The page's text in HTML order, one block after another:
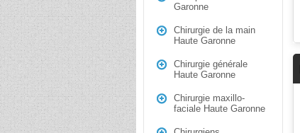
Garonne
Chirurgie de la main
Haute Garonne
Chirurgie générale
Haute Garonne
Chirurgie maxillo-
faciale Haute Garonne